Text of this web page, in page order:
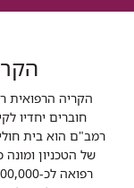
הקריה הרפואית
חוברים יחדיו
רמב"ם הוא בית